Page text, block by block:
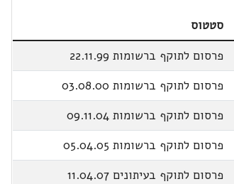
סטטוס
פרסום לתוקף ברשומות 22.11.99
פרסום לתוקף ברשומות 03.08.00
פרסום לתוקף ברשומות 09.11.04
פרסום לתוקף ברשומות 05.04.05
פרסום לתוקף בעיתונים 11.04.07